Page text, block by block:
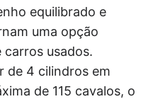
equilibrado e
uma opção
usados.
de 4 cilindros em
de 115 cavalos, o